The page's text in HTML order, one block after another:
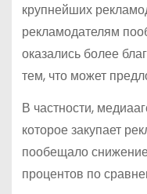
крупнейших
рекламодателям
оказались более
тем, что может
В частности,
которое закупает
пообещало
процентов по